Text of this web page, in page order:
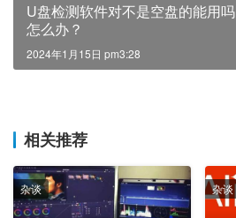
U盘检测软件对不是空盘的能用
怎么办？
2024年1月15日 pm3:28
相关推荐
杂谈 杂谈